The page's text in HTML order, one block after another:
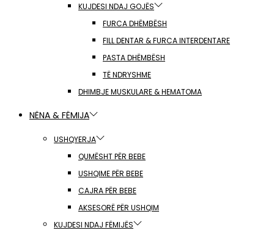
KUJDESI NDAJ GOJËS
FURCA DHËMBËSH
FILL DENTAR & FURCA INTERDENTARE
PASTA DHËMBËSH
TË NDRYSHME
DHIMBJE MUSKULARE & HEMATOMA
NËNA & FËMIJA
USHQYERJA
QUMËSHT PËR BEBE
USHQIME PËR BEBE
CAJRA PËR BEBE
AKSESORË PËR USHQIM
KUJDESI NDAJ FËMIJËS